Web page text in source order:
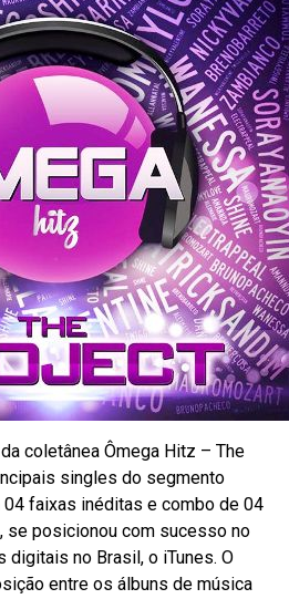
coletânea Ômega Hitz – The
singles do segmento
faixas inéditas e combo de 04
se posicionou com sucesso no
digitais no Brasil, o iTunes. O
entre os álbuns de música